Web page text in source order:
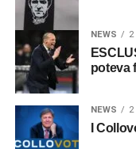
NEWS
poteva
NEWS
I